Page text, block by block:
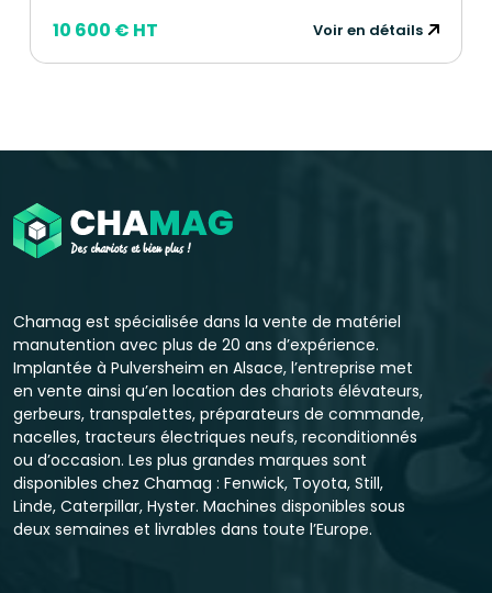
10 600 € HT Voir en détails
Chamag est spécialisée dans la vente de matériel
manutention avec plus de 20 ans d’expérience.
Implantée à Pulversheim en Alsace, l’entreprise met
en vente ainsi qu’en location des chariots élévateurs,
gerbeurs, transpalettes, préparateurs de commande,
nacelles, tracteurs électriques neufs, reconditionnés
ou d’occasion. Les plus grandes marques sont
disponibles chez Chamag : Fenwick, Toyota, Still,
Linde, Caterpillar, Hyster. Machines disponibles sous
deux semaines et livrables dans toute l’Europe.